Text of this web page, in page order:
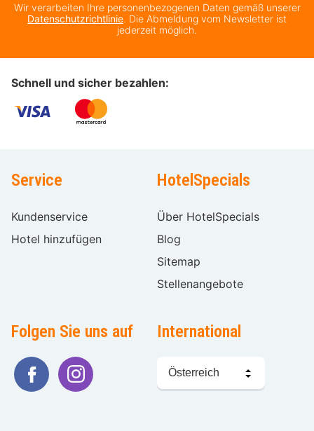
Wir verarbeiten Ihre personenbezogenen Daten gemäß unserer
Datenschutzrichtlinie. Die Abmeldung vom Newsletter ist
jederzeit möglich.
Schnell und sicher bezahlen:
Service
Kundenservice
Hotel hinzufügen
HotelSpecials
Über HotelSpecials
Blog
Sitemap
Stellenangebote
Folgen Sie uns auf International
Sprache
wählen